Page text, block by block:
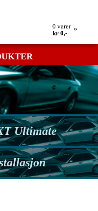
0 varer
kr 0,-
»
Ultimate